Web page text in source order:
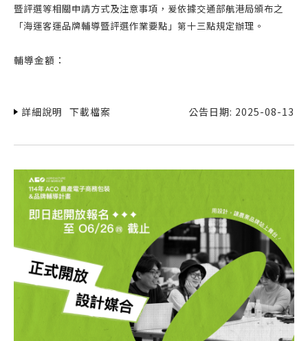
暨評選等相關申請方式及注意事項，爰依據交通部航港局頒布之
「海運客運品牌輔導暨評選作業要點」第十三點規定辦理。
輔導金額：
詳細說明 下載檔案 公告日期: 2025-08-13